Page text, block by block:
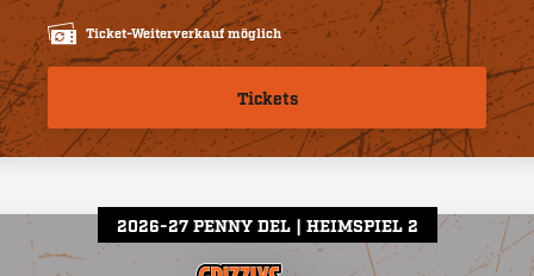
Ticket-Weiterverkauf möglich
Tickets
2026-27 PENNY DEL HEIMSPIEL 2